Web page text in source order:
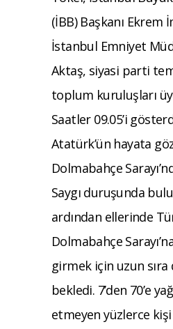
(İBB) Başkanı Ekrem
İstanbul Emniyet
Aktaş, siyasi parti
toplum kuruluşları
Saatler 09.05’i
Atatürk’ün hayata
Dolmabahçe
Saygı duruşunda
ardından ellerinde
Dolmabahçe
girmek için uzun sıra
bekledi. 7’den 70’e
etmeyen yüzlerce